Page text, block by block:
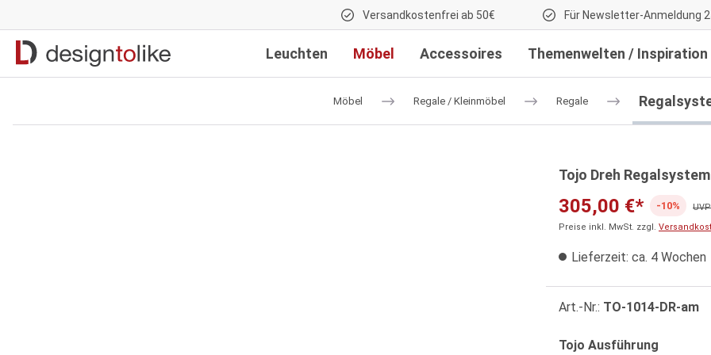
Versandkostenfrei ab 50€ Für Newsletter-Anmeldung
Leuchten Möbel Accessoires Themenwelten / Inspiration
Möbel Regale / Kleinmöbel Regale
Tojo Dreh
305,00 €* -10%
Preise inkl. MwSt. zzgl.
Lieferzeit: ca. 4 Wochen
Art.-Nr.: TO-1014-DR-am
Tojo Ausführung